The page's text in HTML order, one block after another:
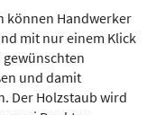
können Handwerker
mit nur einem Klick
und damit
Der Holzstaub wird